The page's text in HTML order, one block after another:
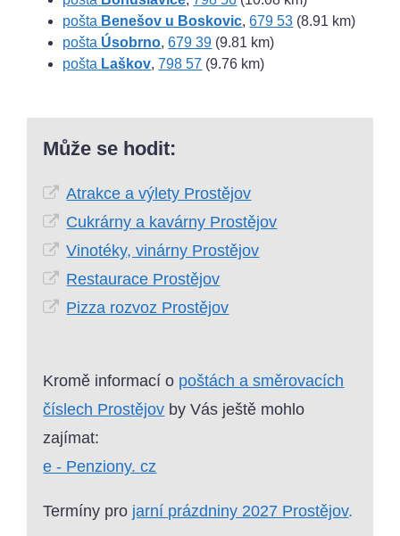
pošta Benešov u Boskovic,679 53 (8.91 km)
pošta Úsobrno,679 39 (9.81 km)
pošta Laškov,798 57 (9.76 km)
Může se hodit:
Atrakce a výlety Prostějov
Cukrárny a kavárny Prostějov
Vinotéky, vinárny Prostějov
Restaurace Prostějov
Pizza rozvoz Prostějov
Kromě informací o poštách a směrovacích
číslech Prostějov by Vás ještě mohlo
zajímat:
e - Penziony. cz
Termíny pro jarní prázdniny 2027 Prostějov.